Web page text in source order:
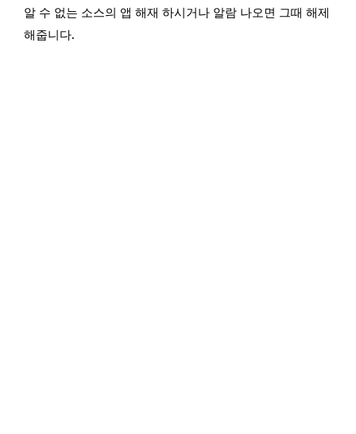
알 수 없는 소스의 앱 해재 하시거나 알람 나오면 그때 해제
해줍니다.